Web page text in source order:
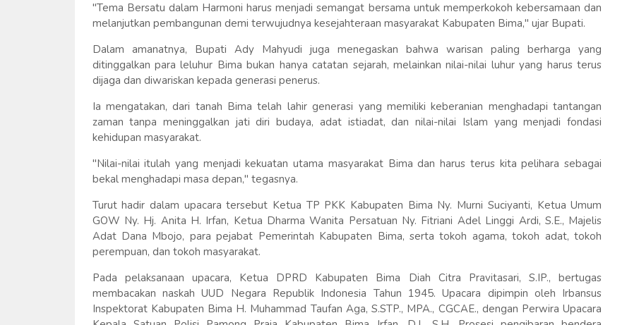
"Tema Bersatu dalam Harmoni harus menjadi semangat bersama untuk memperkokoh kebersamaan dan
melanjutkan pembangunan demi terwujudnya kesejahteraan masyarakat Kabupaten Bima," ujar Bupati.
Dalam amanatnya, Bupati Ady Mahyudi juga menegaskan bahwa warisan paling berharga yang
ditinggalkan para leluhur Bima bukan hanya catatan sejarah, melainkan nilai-nilai luhur yang harus terus
dijaga dan diwariskan kepada generasi penerus.
Ia mengatakan, dari tanah Bima telah lahir generasi yang memiliki keberanian menghadapi tantangan
zaman tanpa meninggalkan jati diri budaya, adat istiadat, dan nilai-nilai Islam yang menjadi fondasi
kehidupan masyarakat.
"Nilai-nilai itulah yang menjadi kekuatan utama masyarakat Bima dan harus terus kita pelihara sebagai
bekal menghadapi masa depan," tegasnya.
Turut hadir dalam upacara tersebut Ketua TP PKK Kabupaten Bima Ny. Murni Suciyanti, Ketua Umum
GOW Ny. Hj. Anita H. Irfan, Ketua Dharma Wanita Persatuan Ny. Fitriani Adel Linggi Ardi, S.E., Majelis
Adat Dana Mbojo, para pejabat Pemerintah Kabupaten Bima, serta tokoh agama, tokoh adat, tokoh
perempuan, dan tokoh masyarakat.
Pada pelaksanaan upacara, Ketua DPRD Kabupaten Bima Diah Citra Pravitasari, S.IP., bertugas
membacakan naskah UUD Negara Republik Indonesia Tahun 1945. Upacara dipimpin oleh Irbansus
Inspektorat Kabupaten Bima H. Muhammad Taufan Aga, S.STP., MPA., CGCAE., dengan Perwira Upacara